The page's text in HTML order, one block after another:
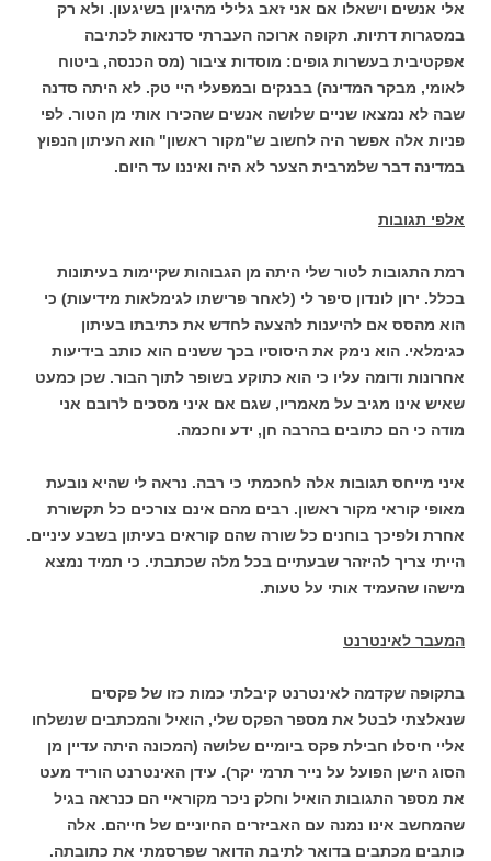
אלי אנשים וישאלו אם אני זאב גלילי מהיגיון בשיגעון. ולא רק
במסגרות דתיות. תקופה ארוכה העברתי סדנאות לכתיבה
אפקטיבית בעשרות גופים: מוסדות ציבור (מס הכנסה, ביטוח
לאומי, מבקר המדינה) בבנקים ובמפעלי היי טק. לא היתה סדנה
שבה לא נמצאו שניים שלושה אנשים שהכירו אותי מן הטור. לפי
פניות אלה אפשר היה לחשוב ש"מקור ראשון" הוא העיתון הנפוץ
במדינה דבר שלמרבית הצער לא היה ואיננו עד היום.
אלפי תגובות
רמת התגובות לטור שלי היתה מן הגבוהות שקיימות בעיתונות
בכלל. ירון לונדון סיפר לי (לאחר פרישתו לגימלאות מידיעות) כי
הוא מהסס אם להיענות להצעה לחדש את כתיבתו בעיתון
כגימלאי. הוא נימק את היסוסיו בכך ששנים הוא כותב בידיעות
אחרונות ודומה עליו כי הוא כתוקע בשופר לתוך הבור. שכן כמעט
שאיש אינו מגיב על מאמריו, שגם אם איני מסכים לרובם אני
מודה כי הם כתובים בהרבה חן, ידע וחכמה.
איני מייחס תגובות אלה לחכמתי כי רבה. נראה לי שהיא נובעת
מאופי קוראי מקור ראשון. רבים מהם אינם צורכים כל תקשורת
אחרת ולפיכך בוחנים כל שורה שהם קוראים בעיתון בשבע עיניים.
הייתי צריך להיזהר שבעתיים בכל מלה שכתבתי. כי תמיד נמצא
מישהו שהעמיד אותי על טעות.
המעבר לאינטרנט
בתקופה שקדמה לאינטרנט קיבלתי כמות כזו של פקסים
שנאלצתי לבטל את מספר הפקס שלי, הואיל והמכתבים שנשלחו
אליי חיסלו חבילת פקס ביומיים שלושה (המכונה היתה עדיין מן
הסוג הישן הפועל על נייר תרמי יקר). עידן האינטרנט הוריד מעט
את מספר התגובות הואיל וחלק ניכר מקוראיי הם כנראה בגיל
שהמחשב אינו נמנה עם האביזרים החיוניים של חייהם. אלה
כותבים מכתבים בדואר לתיבת הדואר שפרסמתי את כתובתה.